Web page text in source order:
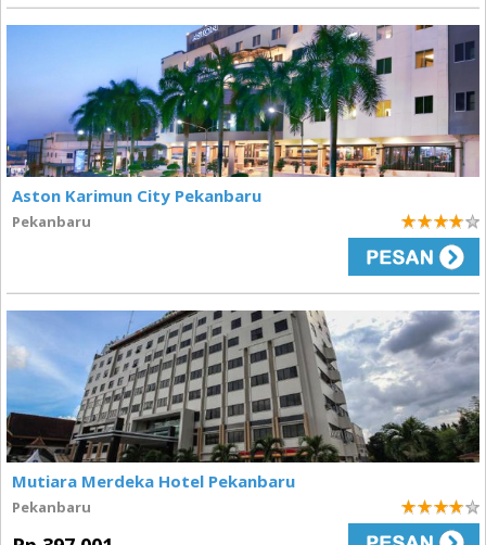
Aston Karimun City Pekanbaru
Pekanbaru
4
Mutiara Merdeka Hotel Pekanbaru
Pekanbaru
4